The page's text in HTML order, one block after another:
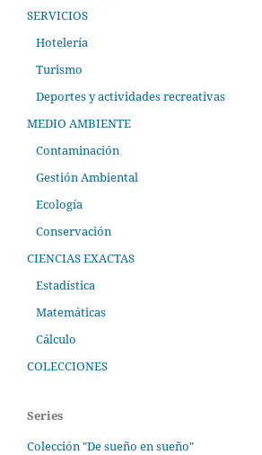
SERVICIOS
Hotelería
Turismo
Deportes y actividades recreativas
MEDIO AMBIENTE
Contaminación
Gestión Ambiental
Ecología
Conservación
CIENCIAS EXACTAS
Estadística
Matemáticas
Cálculo
COLECCIONES
Series
Colección "De sueño en sueño"